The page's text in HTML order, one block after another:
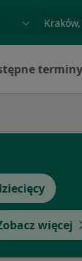
miasto
terminy
więcej